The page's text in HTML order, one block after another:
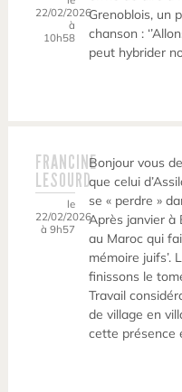
22/02/2026
à
10h58
Grenoblois, un
chanson :
peut hybrider
FRANCINE
LESOURD
le
22/02/2026
à 9h57
Bonjour vous
que celui
se « perdre »
Après janvier à
au Maroc qui
mémoire juifs’.
finissons le
Travail
de village en
cette présence